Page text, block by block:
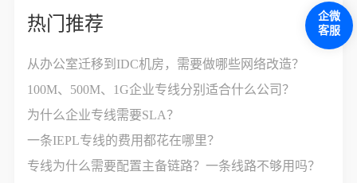
热门推荐
从办公室迁移到IDC机房，需要做哪些网络改造？
100M、500M、1G企业专线分别适合什么公司？
为什么企业专线需要SLA？
一条IEPL专线的费用都花在哪里？
专线为什么需要配置主备链路？一条线路不够用吗？
企微
客服